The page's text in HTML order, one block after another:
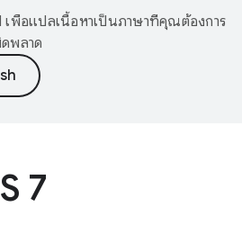
เพื่อแปลเนื้อหาเป็นภาษาที่คุณต้องการ
พลาด
7